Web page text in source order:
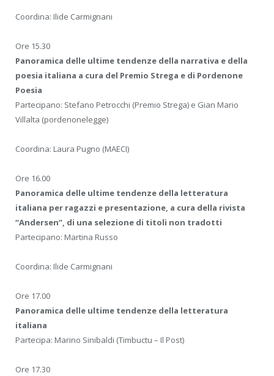
Coordina: Ilide Carmignani
Ore 15.30
Panoramica delle ultime tendenze della narrativa e della
poesia italiana a cura del Premio Strega e di Pordenone
Poesia
Partecipano: Stefano Petrocchi (Premio Strega) e Gian Mario
Villalta (pordenonelegge)
Coordina: Laura Pugno (MAECI)
Ore 16.00
Panoramica delle ultime tendenze della letteratura
italiana per ragazzi e presentazione, a cura della rivista
“Andersen”, di una selezione di titoli non tradotti
Partecipano: Martina Russo
Coordina: Ilide Carmignani
Ore 17.00
Panoramica delle ultime tendenze della letteratura
italiana
Partecipa: Marino Sinibaldi (Timbuctu – Il Post)
Ore 17.30